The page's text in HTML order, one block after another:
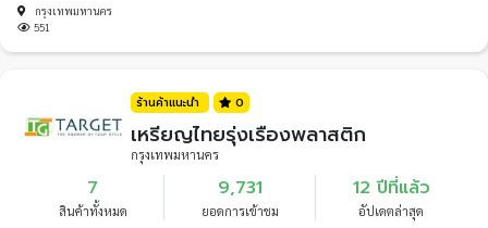
กรุงเทพมหานคร
551
ร้านค้าแนะนำ 0
เหรียญไทยรุ่งเรืองพลาสติก
กรุงเทพมหานคร
7
สินค้าทั้งหมด
9,731
ยอดการเข้าชม
12 ปีที่แล้ว
อัปเดตล่าสุด